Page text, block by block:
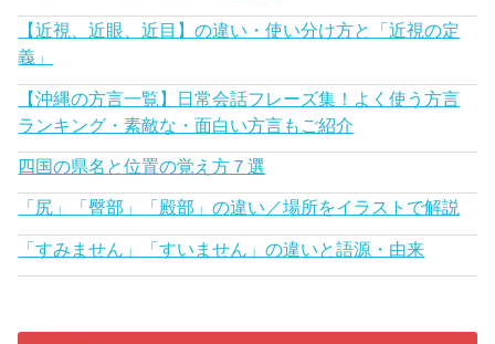
【近視、近眼、近目】の違い・使い分け方と「近視の定
義」
【沖縄の方言一覧】日常会話フレーズ集！よく使う方言
ランキング・素敵な・面白い方言もご紹介
四国の県名と位置の覚え方７選
「尻」「臀部」「殿部」の違い／場所をイラストで解説
「すみません」「すいません」の違いと語源・由来